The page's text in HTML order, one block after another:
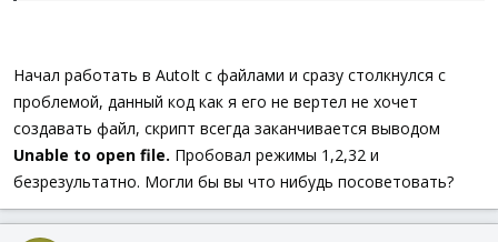
Начал работать в AutoIt с файлами и сразу столкнулся с
проблемой, данный код как я его не вертел не хочет
создавать файл, скрипт всегда заканчивается выводом
Unable to open file. Пробовал режимы 1,2,32 и
безрезультатно. Могли бы вы что нибудь посоветовать?